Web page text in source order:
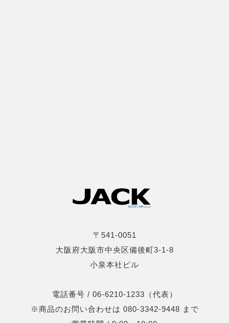
〒541-0051
大阪府大阪市中央区備後町3-1-8
小泉本社ビル
電話番号 / 06-6210-1233（代表）
※商品のお問い合わせは 080-3342-9448 まで